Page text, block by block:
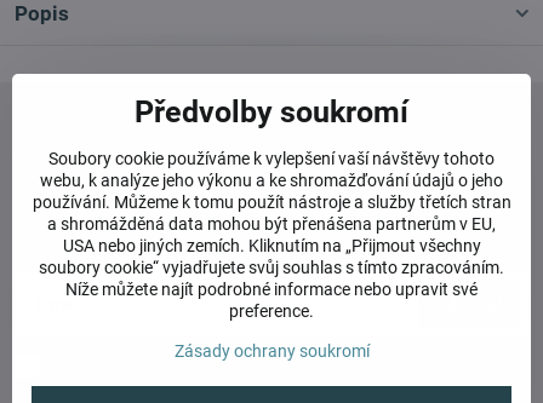
Popis
Newsletter
Odebírat naše novinky:
Chci se přihlásit k odběru novinek e-mailem
Předvolby soukromí
Soubory cookie používáme k vylepšení vaší návštěvy tohoto
webu, k analýze jeho výkonu a ke shromažďování údajů o jeho
používání. Můžeme k tomu použít nástroje a služby třetích stran
a shromážděná data mohou být přenášena partnerům v EU,
USA nebo jiných zemích. Kliknutím na „Přijmout všechny
soubory cookie“ vyjadřujete svůj souhlas s tímto zpracováním.
Níže můžete najít podrobné informace nebo upravit své
preference.
Zásady ochrany soukromí